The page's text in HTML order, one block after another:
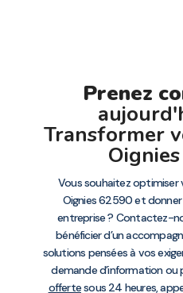
Prenez
Transformer
Vous souhaitez optimiser
Oignies 62590 et
entreprise ? Contactez-
bénéficier d’un
solutions pensées à vos
demande d’information ou
offertesous 24 heures,